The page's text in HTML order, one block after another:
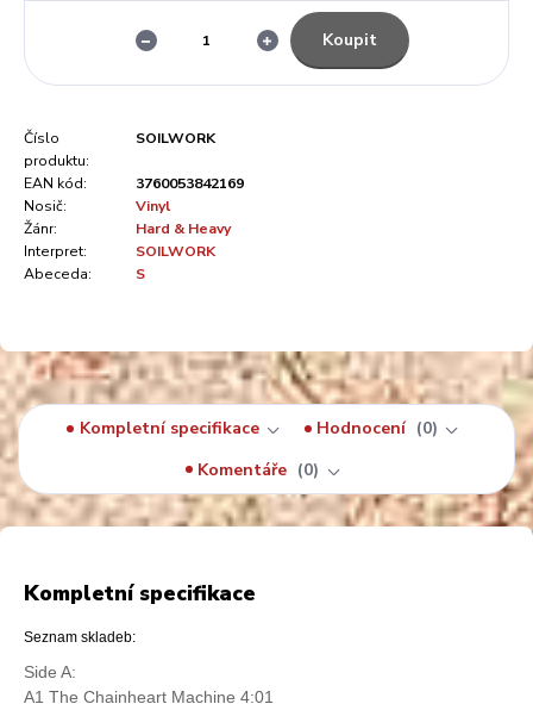
Koupit
Číslo
produktu:
SOILWORK
EAN kód:
3760053842169
Nosič:
Vinyl
Žánr:
Hard & Heavy
Interpret:
SOILWORK
Abeceda:
S
Kompletní specifikace Hodnocení
0
Komentáře
0
Kompletní specifikace
Seznam skladeb:
Side A:
A1 The Chainheart Machine 4:01